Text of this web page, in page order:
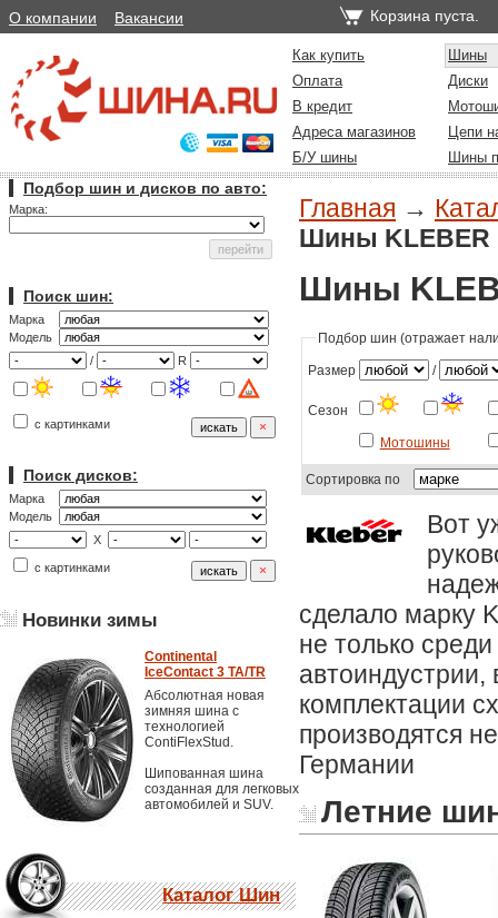
О компании Вакансии Корзина пуста.
Как купить
Шины
Оплата
Диски
В кредит
Адреса магазинов
Цепи
Б/У шины
Шины
Подбор шин и дисков по авто:
Марка:
Поиск шин:
Марка
Модель
/
R
с картинками
Поиск дисков:
Марка
Модель
X
с картинками
Новинки зимы
Continental
IceContact 3 TA/TR
Абсолютная новая
зимняя шина с
технологией
ContiFlexStud.
Шипованная шина
созданная для легковых
автомобилей и SUV.
Каталог Шин
Главная →
Шины KLEBER
Шины
Подбор шин (отражает
Размер /
Сезон
Мотошины
Сортировка по
Вот
сделало марку
не только
комплектации
производятся
Германии
Летние